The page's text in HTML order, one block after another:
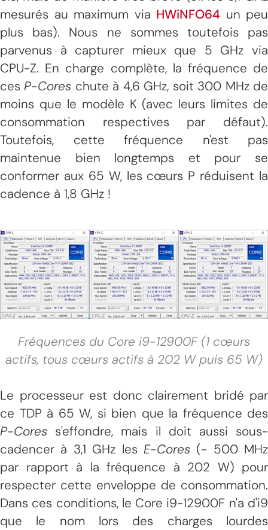
mesurés au maximum via HWiNFO64 un peu
plus bas). Nous ne sommes toutefois pas
parvenus à capturer mieux que 5 GHz via
CPU-Z. En charge complète, la fréquence de
cesP-Cores chute à 4,6 GHz, soit 300 MHz de
moins que le modèle K (avec leurs limites de
consommation respectives par défaut).
Toutefois, cette fréquence n'est pas
maintenue bien longtemps et pour se
conformer aux 65 W, les cœurs P réduisent la
cadence à 1,8 GHz !
Fréquences du Core i9-12900F (1 cœurs
actifs, tous cœurs actifs à 202 W puis 65 W)
Le processeur est donc clairement bridé par
ce TDP à 65 W, si bien que la fréquence des
P-Cores s'effondre, mais il doit aussi sous-
cadencer à 3,1 GHz les E-Cores(- 500 MHz
par rapport à la fréquence à 202 W) pour
respecter cette enveloppe de consommation.
Dans ces conditions, le Core i9-12900F n'a d'i9
que le nom lors des charges lourdes